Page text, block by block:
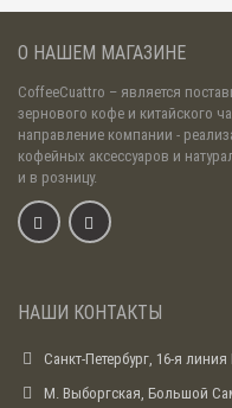
О НАШЕМ МАГАЗИНЕ
CoffeeCuattro – является
зернового кофе и китайского
направление компании -
кофейных аксессуаров и
и в розницу.
НАШИ КОНТАКТЫ
Санкт-Петербург, 16-я
М. Выборгская, Большой